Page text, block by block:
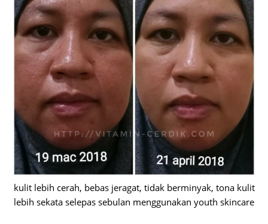
kulit lebih cerah, bebas jeragat, tidak berminyak, tona kulit
lebih sekata selepas sebulan menggunakan youth skincare